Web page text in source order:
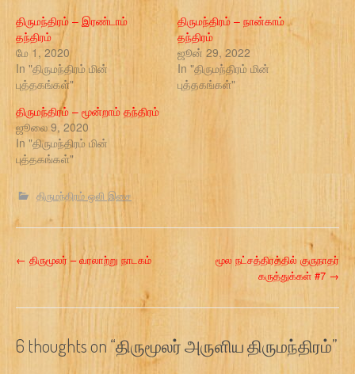
திருமந்திரம் – இரண்டாம்
தந்திரம்
மே 1, 2020
In "திருமந்திரம் மின்
புத்தகங்கள்"
திருமந்திரம் – நான்காம்
தந்திரம்
ஜூன் 29, 2022
In "திருமந்திரம் மின்
புத்தகங்கள்"
திருமந்திரம் – மூன்றாம் தந்திரம்
ஜூலை 9, 2020
In "திருமந்திரம் மின்
புத்தகங்கள்"
திருமந்திரம் ஒலி இசை
P
t
← திருமூலர் – வரலாற்று நாடகம்
மூல நட்சத்திரத்தில் குருநாதர்
கருத்துக்கள் #7 →
6 thoughts on “திருமூலர் அருளிய திருமந்திரம்”